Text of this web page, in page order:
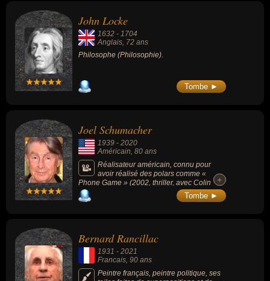
John Locke
1632 - 1704
Anglais, 72 ans
Philosophe (Philosophie).
Tombe ►
Joel Schumacher
1939 - 2020
Américain , 80 ans
Réalisateur américain, connu pour
avoir réalisé des polars comme «
Phone Game » (2002, thriller, avec Colin
Farrell) ou « Chute Libre » (1993, thriller,
avec Michael Douglas).
+
+
Tombe ►
Bernard Rancillac
1931 - 2021
Francais, 90 ans
Peintre français, peintre politique, ses